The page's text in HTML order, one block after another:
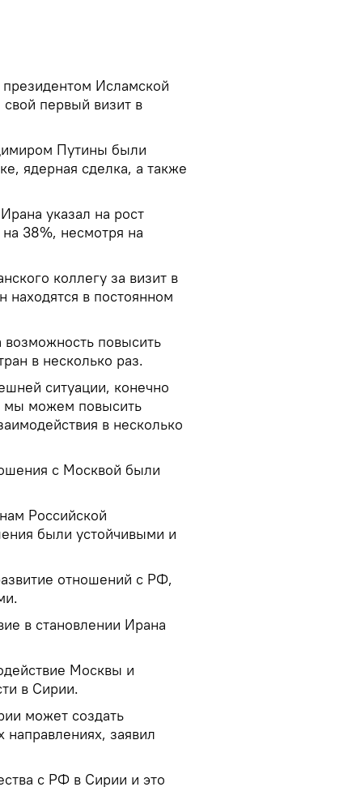
Исламской
первый визит в
Путины были
ядерная сделка, а также
указал на рост
38%, несмотря на
коллегу за визит в
находятся в постоянном
возможность повысить
в несколько раз.
ситуации, конечно
мы можем повысить
в несколько
с Москвой были
Российской
были устойчивыми и
отношений с РФ,
в становлении Ирана
Москвы и
в Сирии.
может создать
заявил
с РФ в Сирии и это